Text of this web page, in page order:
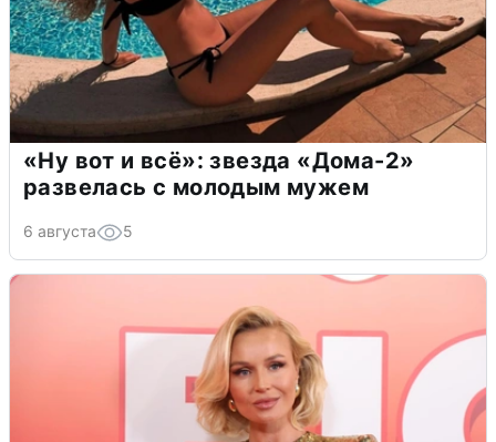
«Ну вот и всё»: звезда «Дома-2»
развелась с молодым мужем
6 августа 5